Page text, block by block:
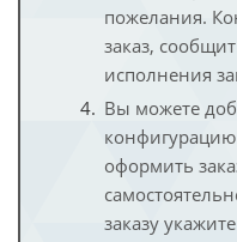
пожелания.
заказ,
исполнения
Вы можете
оформить
заказу